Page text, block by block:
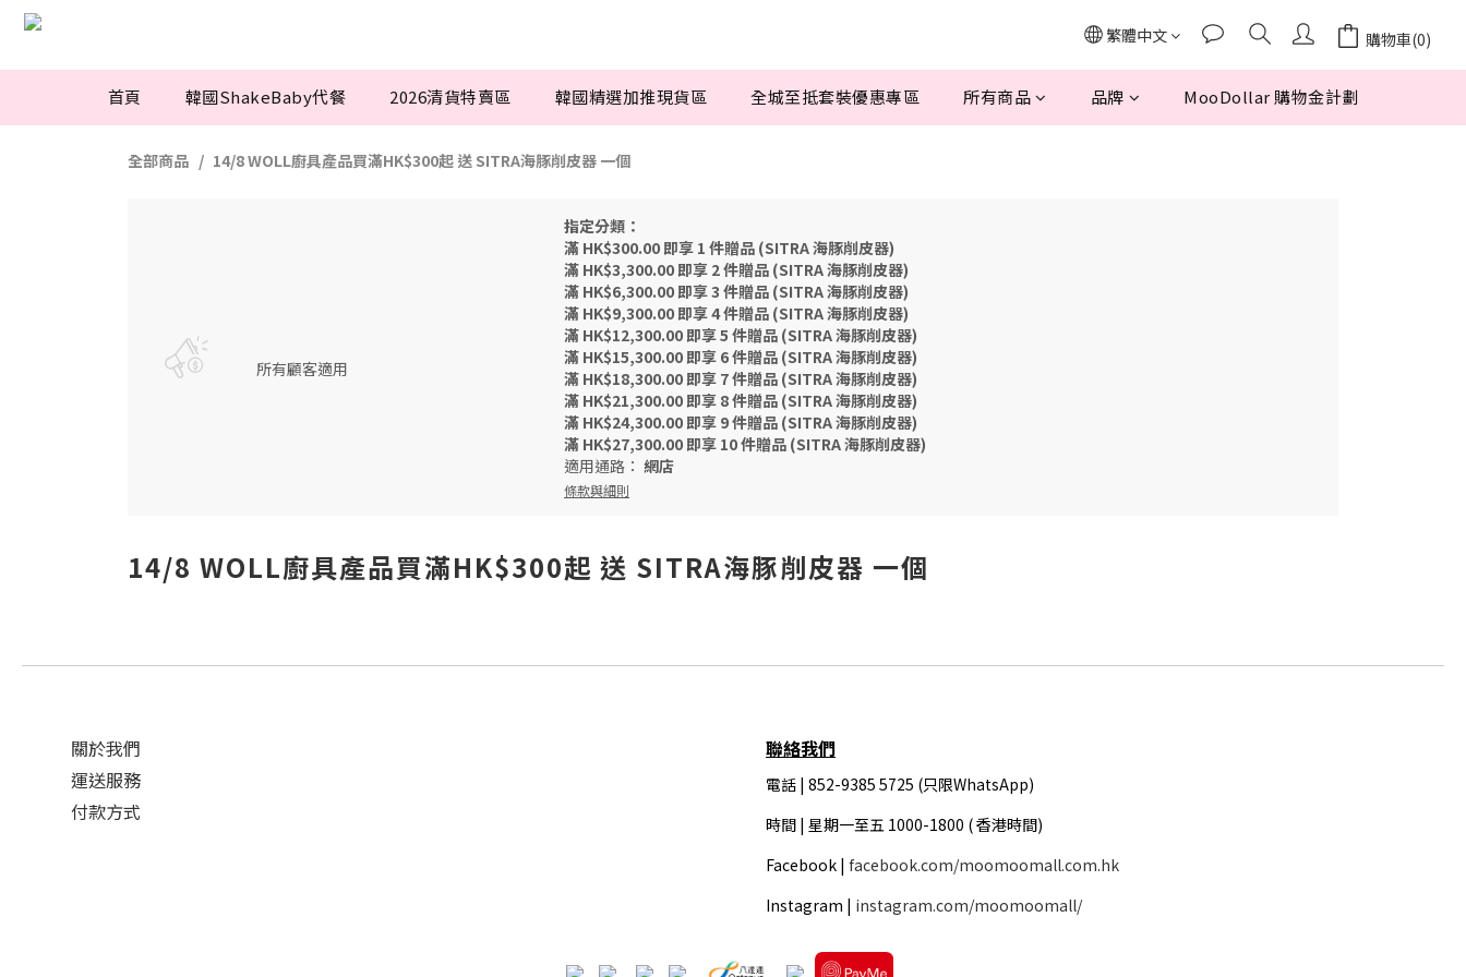
繁體中文 購物車(0)
首頁 韓國ShakeBaby代餐 2026清貨特賣區 韓國精選加推現貨區 全城至抵套裝優惠專區 所有商品 品牌 MooDollar 購物金計劃
全部商品 14/8 WOLL廚具產品買滿HK$300起 送 SITRA海豚削皮器 一個
所有顧客適用
指定分類：
滿 HK$300.00 即享 1 件贈品 (SITRA 海豚削皮器)
滿 HK$3,300.00 即享 2 件贈品 (SITRA 海豚削皮器)
滿 HK$6,300.00 即享 3 件贈品 (SITRA 海豚削皮器)
滿 HK$9,300.00 即享 4 件贈品 (SITRA 海豚削皮器)
滿 HK$12,300.00 即享 5 件贈品 (SITRA 海豚削皮器)
滿 HK$15,300.00 即享 6 件贈品 (SITRA 海豚削皮器)
滿 HK$18,300.00 即享 7 件贈品 (SITRA 海豚削皮器)
滿 HK$21,300.00 即享 8 件贈品 (SITRA 海豚削皮器)
滿 HK$24,300.00 即享 9 件贈品 (SITRA 海豚削皮器)
滿 HK$27,300.00 即享 10 件贈品 (SITRA 海豚削皮器)
適用通路： 網店
條款與細則
14/8 WOLL廚具產品買滿HK$300起 送 SITRA海豚削皮器 一個
關於我們
運送服務
付款方式
聯絡我們
電話 | 852-9385 5725 (只限WhatsApp)
時間 | 星期一至五 1000-1800 ( 香港時間)
Facebook | facebook.com/moomoomall.com.hk
Instagram | instagram.com/moomoomall/